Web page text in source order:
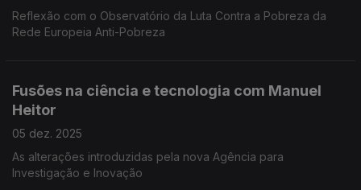
Reflexão com o Observatório da Luta Contra a Pobreza da
Rede Europeia Anti-Pobreza
Fusões na ciência e tecnologia com Manuel
Heitor
05 dez. 2025
As alterações introduzidas pela nova Agência para
Investigação e Inovação